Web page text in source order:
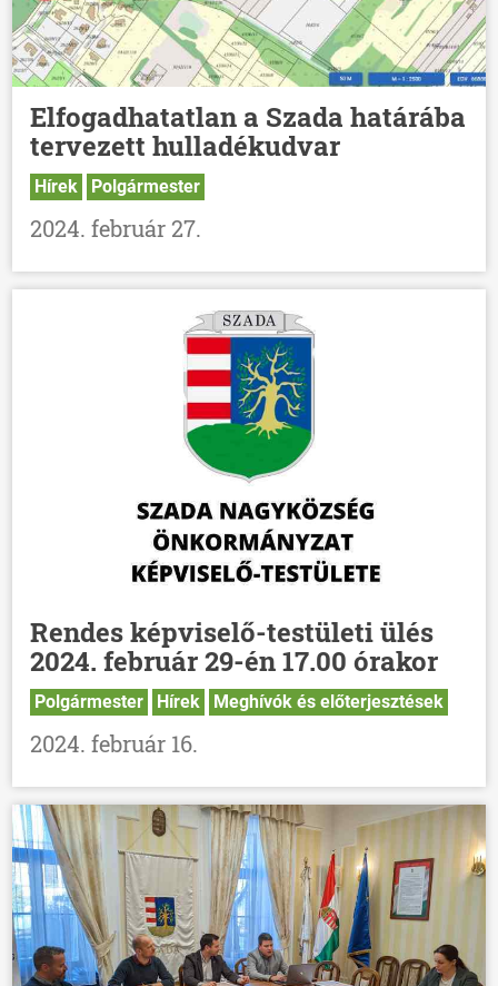
HÍREK
VÁLASZTÁSOK
Elfogadhatatlan a Szada határába
tervezett hulladékudvar
Hírek Polgármester
2024. február 27.
Rendes képviselő-testületi ülés
2024. február 29-én 17.00 órakor
Polgármester Hírek Meghívók és előterjesztések
2024. február 16.